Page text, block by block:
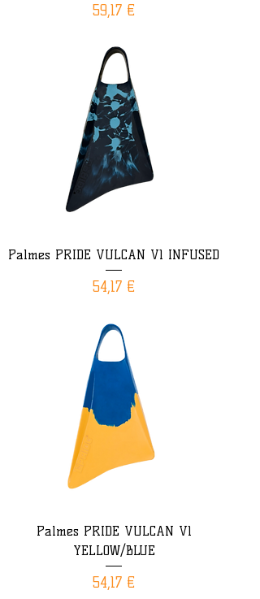
Prix
59,17 €
Palmes PRIDE VULCAN V1 INFUSED
Prix
54,17 €
Palmes PRIDE VULCAN V1
YELLOW/BLUE
Prix
54,17 €